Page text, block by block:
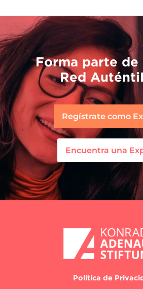
Forma parte de
Red
Regístrate como
Encuentra una
Política de